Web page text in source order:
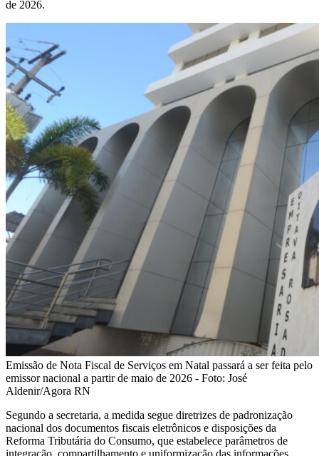
de 2026.
Emissão de Nota Fiscal de Serviços em Natal passará a ser feita pelo
emissor nacional a partir de maio de 2026 - Foto: José
Aldenir/Agora RN
Segundo a secretaria, a medida segue diretrizes de padronização
nacional dos documentos fiscais eletrônicos e disposições da
Reforma Tributária do Consumo, que estabelece parâmetros de
integração, compartilhamento e uniformização das informações